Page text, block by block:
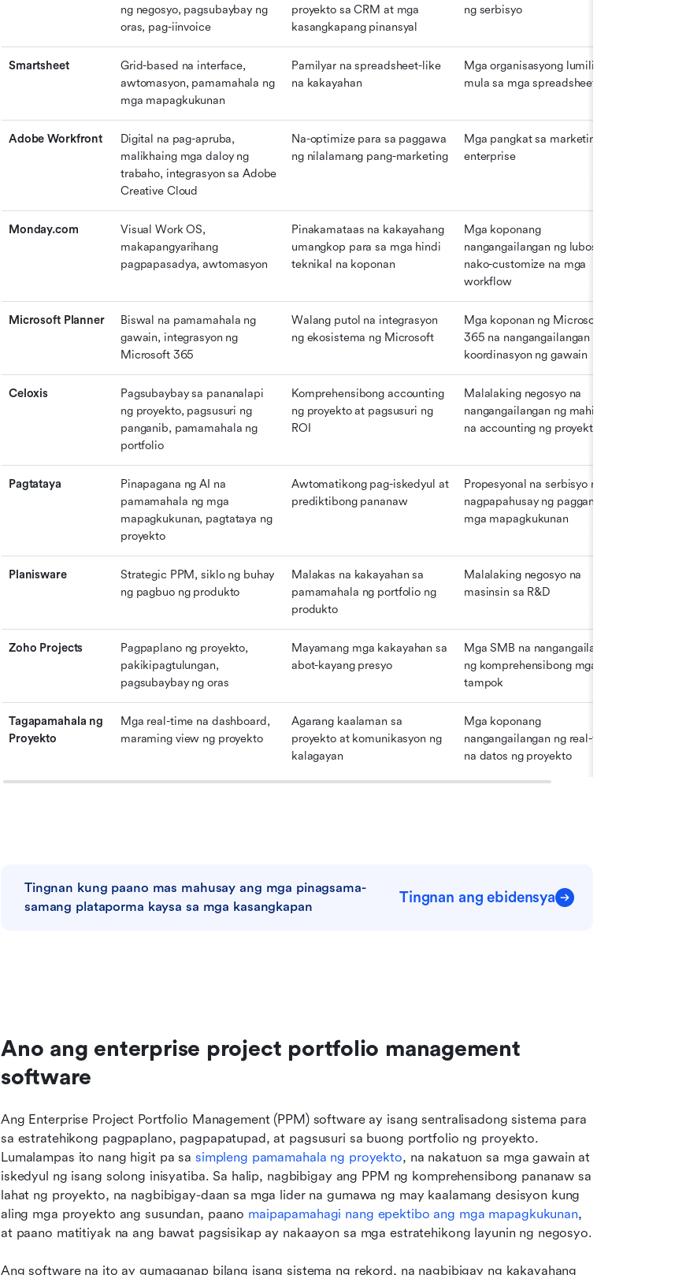
ng negosyo, pagsubaybay ng
oras, pag-iinvoice
proyekto sa CRM at mga
kasangkapang pinansyal
ng serbisyo
Smartsheet
Grid-based na interface,
awtomasyon, pamamahala ng
mga mapagkukunan
Pamilyar na spreadsheet-like
na kakayahan
Mga organisasyong lumilipat
mula sa mga spreadsheet
Adobe Workfront
Digital na pag-apruba,
malikhaing mga daloy ng
trabaho, integrasyon sa Adobe
Creative Cloud
Na-optimize para sa paggawa
ng nilalamang pang-marketing
Mga pangkat sa marketing ng
enterprise
Monday.com
Visual Work OS,
makapangyarihang
pagpapasadya, awtomasyon
Pinakamataas na kakayahang
umangkop para sa mga hindi
teknikal na koponan
Mga koponang
nangangailangan ng lubos na
nako-customize na mga
workflow
Microsoft Planner
Biswal na pamamahala ng
gawain, integrasyon ng
Microsoft 365
Walang putol na integrasyon
ng ekosistema ng Microsoft
Mga koponan ng Microsoft
365 na nangangailangan ng
koordinasyon ng gawain
Celoxis
Pagsubaybay sa pananalapi
ng proyekto, pagsusuri ng
panganib, pamamahala ng
portfolio
Komprehensibong accounting
ng proyekto at pagsusuri ng
ROI
Malalaking negosyo na
nangangailangan ng mahigpit
na accounting ng proyekto
Pagtataya
Pinapagana ng AI na
pamamahala ng mga
mapagkukunan, pagtataya ng
proyekto
Awtomatikong pag-iskedyul at
prediktibong pananaw
Propesyonal na serbisyo na
nagpapahusay ng paggamit ng
mga mapagkukunan
Planisware
Strategic PPM, siklo ng buhay
ng pagbuo ng produkto
Malakas na kakayahan sa
pamamahala ng portfolio ng
produkto
Malalaking negosyo na
masinsin sa R&D
Zoho Projects
Pagpaplano ng proyekto,
pakikipagtulungan,
pagsubaybay ng oras
Mayamang mga kakayahan sa
abot-kayang presyo
Mga SMB na nangangailangan
ng komprehensibong mga
tampok
Tagapamahala ng
Proyekto
Mga real-time na dashboard,
maraming view ng proyekto
Agarang kaalaman sa
proyekto at komunikasyon ng
kalagayan
Mga koponang
nangangailangan ng real-time
na datos ng proyekto
Tingnan kung paano mas mahusay ang mga pinagsama-
samang plataporma kaysa sa mga kasangkapan
Tingnan ang ebidensya
Ano ang enterprise project portfolio management
software
Ang Enterprise Project Portfolio Management (PPM) software ay isang sentralisadong sistema para
sa estratehikong pagpaplano, pagpapatupad, at pagsusuri sa buong portfolio ng proyekto.
Lumalampas ito nang higit pa sa simpleng pamamahala ng proyekto, na nakatuon sa mga gawain at
iskedyul ng isang solong inisyatiba. Sa halip, nagbibigay ang PPM ng komprehensibong pananaw sa
lahat ng proyekto, na nagbibigay-daan sa mga lider na gumawa ng may kaalamang desisyon kung
aling mga proyekto ang susundan, paano maipapamahagi nang epektibo ang mga mapagkukunan,
at paano matitiyak na ang bawat pagsisikap ay nakaayon sa mga estratehikong layunin ng negosyo.
Ang software na ito ay gumaganap bilang isang sistema ng rekord, na nagbibigay ng kakayahang